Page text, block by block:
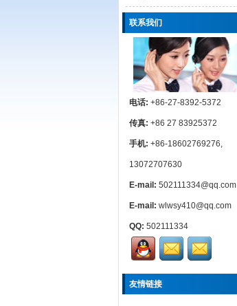
联系我们
电话: +86-27-8392-5372
传真: +86 27 83925372
手机: +86-18602769276,
13072707630
E-mail: 502111334@qq.com
E-mail: wlwsy410@qq.com
QQ: 502111334
友情链接